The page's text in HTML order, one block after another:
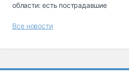
области: есть пострадавшие
Все новости